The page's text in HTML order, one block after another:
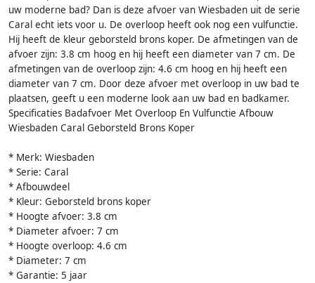
uw moderne bad? Dan is deze afvoer van Wiesbaden uit de serie
Caral echt iets voor u. De overloop heeft ook nog een vulfunctie.
Hij heeft de kleur geborsteld brons koper. De afmetingen van de
afvoer zijn: 3.8 cm hoog en hij heeft een diameter van 7 cm. De
afmetingen van de overloop zijn: 4.6 cm hoog en hij heeft een
diameter van 7 cm. Door deze afvoer met overloop in uw bad te
plaatsen, geeft u een moderne look aan uw bad en badkamer.
Specificaties Badafvoer Met Overloop En Vulfunctie Afbouw
Wiesbaden Caral Geborsteld Brons Koper
* Merk: Wiesbaden
* Serie: Caral
* Afbouwdeel
* Kleur: Geborsteld brons koper
* Hoogte afvoer: 3.8 cm
* Diameter afvoer: 7 cm
* Hoogte overloop: 4.6 cm
* Diameter: 7 cm
* Garantie: 5 jaar